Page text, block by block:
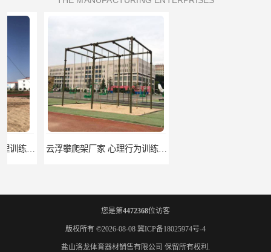
云浮攀爬架厂家 心理行为训练器材 质量保证
您是第4472368位访客
版权所有 ©2026-08-08 冀ICP备18025974号-4
盐山洛龙体育器材销售有限公司 保留所有权利.